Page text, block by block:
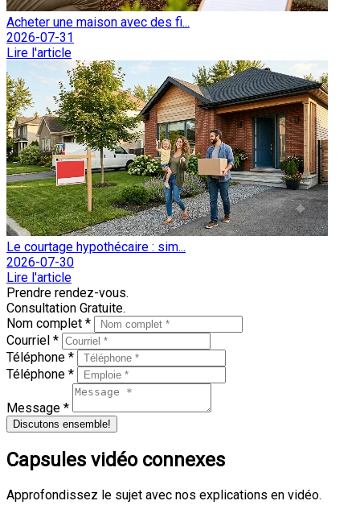
Acheter une maison avec des fi...
2026-07-31
Lire l'article
Le courtage hypothécaire : sim...
2026-07-30
Lire l'article
Prendre rendez-vous.
Consultation Gratuite.
Nom complet *
Courriel *
Téléphone *
Téléphone *
Message *
Discutons ensemble!
Capsules vidéo connexes
Approfondissez le sujet avec nos explications en vidéo.